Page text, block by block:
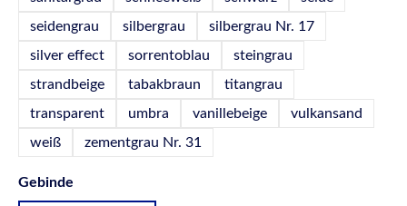
seidengrau
silbergrau
silbergrau Nr. 17
silver effect
sorrentoblau
steingrau
strandbeige
tabakbraun
titangrau
transparent
umbra vanillebeige
vulkansand
weiß
zementgrau Nr. 31
Gebinde